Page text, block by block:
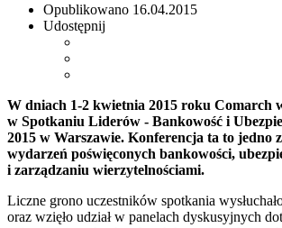
Opublikowano 16.04.2015
Udostępnij
W dniach 1-2 kwietnia 2015 roku Comarch
w Spotkaniu Liderów - Bankowość i
2015 w Warszawie. Konferencja ta to jedno
wydarzeń poświęconych bankowości,
i zarządzaniu wierzytelnościami.
Liczne grono uczestników spotkania
oraz wzięło udział w panelach dyskusyjnych